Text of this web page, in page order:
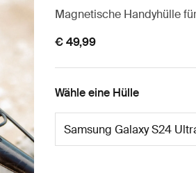
Magnetische Handyhülle
€ 49,99
Wähle eine Hülle